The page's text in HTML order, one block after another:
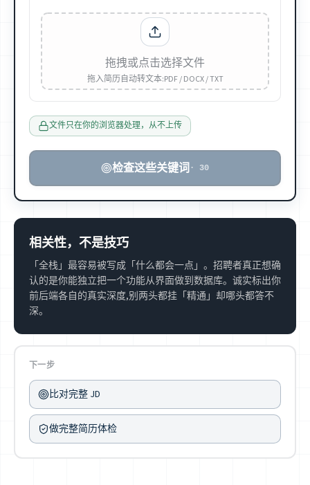
拖拽或点击选择文件
拖入简历自动转文本:PDF / DOCX / TXT
文件只在你的浏览器处理，从不上传
检查这些关键词 · 30
相关性，不是技巧
「全栈」最容易被写成「什么都会一点」。招聘者真正想确
认的是你能独立把一个功能从界面做到数据库。诚实标出你
前后端各自的真实深度,别两头都挂「精通」却哪头都答不
深。
下一步
比对完整 JD
做完整简历体检